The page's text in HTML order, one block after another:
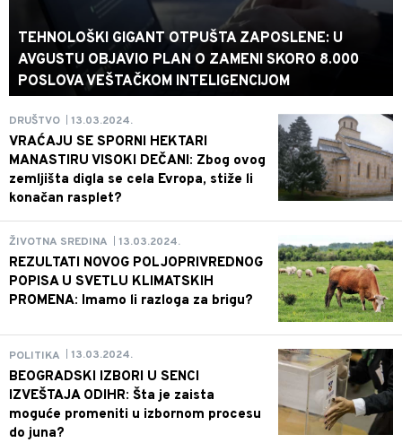
TEHNOLOŠKI GIGANT OTPUŠTA ZAPOSLENE: U
AVGUSTU OBJAVIO PLAN O ZAMENI SKORO 8.000
POSLOVA VEŠTAČKOM INTELIGENCIJOM
DRUŠTVO 13.03.2024.
VRAĆAJU SE SPORNI HEKTARI
MANASTIRU VISOKI DEČANI: Zbog ovog
zemljišta digla se cela Evropa, stiže li
konačan rasplet?
ŽIVOTNA SREDINA 13.03.2024.
REZULTATI NOVOG POLJOPRIVREDNOG
POPISA U SVETLU KLIMATSKIH
PROMENA: Imamo li razloga za brigu?
POLITIKA 13.03.2024.
BEOGRADSKI IZBORI U SENCI
IZVEŠTAJA ODIHR: Šta je zaista
moguće promeniti u izbornom procesu
do juna?